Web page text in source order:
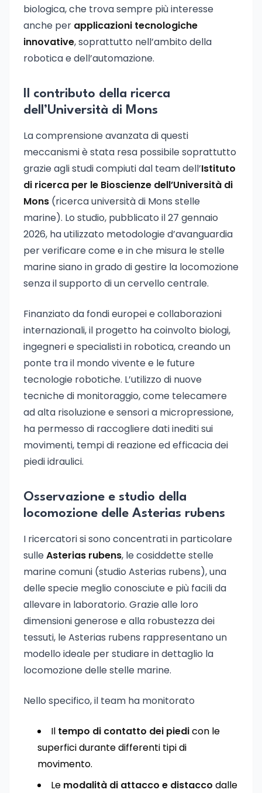
biologica, che trova sempre più interesse
anche per applicazioni tecnologiche
innovative, soprattutto nell’ambito della
robotica e dell’automazione.
Il contributo della ricerca
dell’Università di Mons
La comprensione avanzata di questi
meccanismi è stata resa possibile soprattutto
grazie agli studi compiuti dal team dell’Istituto
di ricerca per le Bioscienze dell’Università di
Mons (ricerca università di Mons stelle
marine). Lo studio, pubblicato il 27 gennaio
2026, ha utilizzato metodologie d’avanguardia
per verificare come e in che misura le stelle
marine siano in grado di gestire la locomozione
senza il supporto di un cervello centrale.
Finanziato da fondi europei e collaborazioni
internazionali, il progetto ha coinvolto biologi,
ingegneri e specialisti in robotica, creando un
ponte tra il mondo vivente e le future
tecnologie robotiche. L’utilizzo di nuove
tecniche di monitoraggio, come telecamere
ad alta risoluzione e sensori a micropressione,
ha permesso di raccogliere dati inediti sui
movimenti, tempi di reazione ed efficacia dei
piedi idraulici.
Osservazione e studio della
locomozione delle Asterias rubens
I ricercatori si sono concentrati in particolare
sulleAsterias rubens, le cosiddette stelle
marine comuni (studio Asterias rubens), una
delle specie meglio conosciute e più facili da
allevare in laboratorio. Grazie alle loro
dimensioni generose e alla robustezza dei
tessuti, le Asterias rubens rappresentano un
modello ideale per studiare in dettaglio la
locomozione delle stelle marine.
Nello specifico, il team ha monitorato
Il tempo di contatto dei piedicon le
superfici durante differenti tipi di
movimento.
Le modalità di attacco e distacco dalle